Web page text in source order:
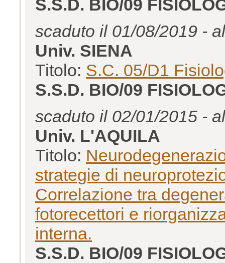
S.S.D. BIO/09
scaduto il 01/08/2019 -
Univ. SIENA
Titolo: S.C. 05/D1
S.S.D. BIO/09
scaduto il 02/01/2015 -
Univ. L'AQUILA
Titolo:
strategie di
Correlazione tra
fotorecettori e
interna.
S.S.D. BIO/09